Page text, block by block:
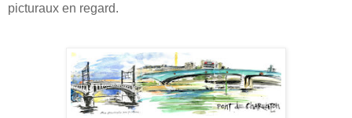
picturaux en regard.